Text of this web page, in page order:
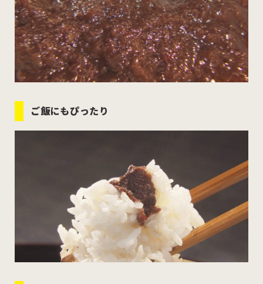
ご飯にもぴったり